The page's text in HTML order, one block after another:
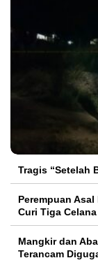
Tragis “Setelah
Perempuan
Curi Tiga
Mangkir dan
Terancam